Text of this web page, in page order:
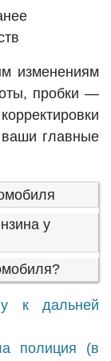
изменениям
пробки —
главные
у
к дальней
полиция (в